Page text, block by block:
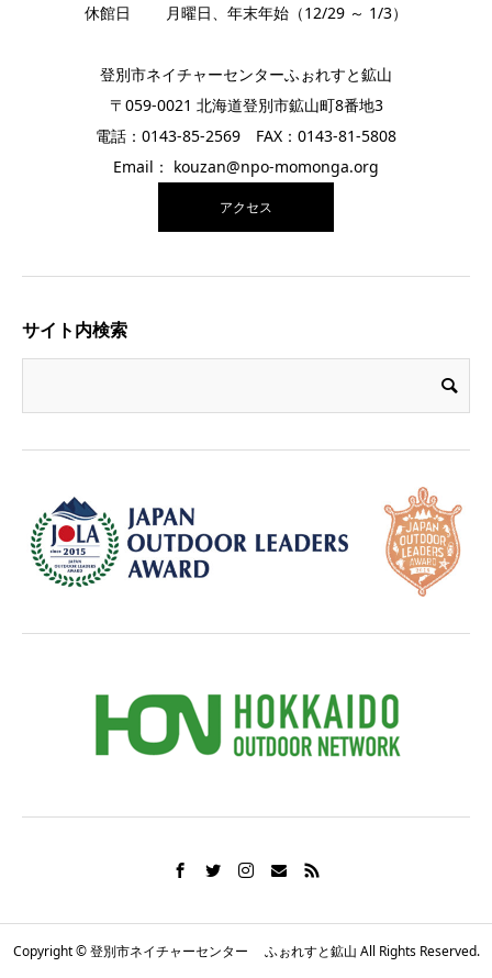
休館日 月曜日、年末年始（12/29 ～ 1/3）
登別市ネイチャーセンターふぉれすと鉱山
〒059-0021 北海道登別市鉱山町8番地3
電話：0143-85-2569 FAX：0143-81-5808
Email： kouzan@npo-momonga.org
アクセス
サイト内検索
Copyright © 登別市ネイチャーセンター ふぉれすと鉱山 All Rights Reserved.